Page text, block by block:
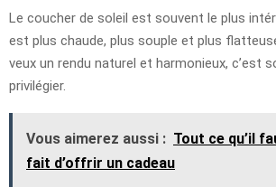
Le coucher de soleil est souvent le plus
est plus chaude, plus souple et plus
veux un rendu naturel et harmonieux, c’est
privilégier.
Vous aimerez aussi : Tout ce qu’il
fait d’offrir un cadeau